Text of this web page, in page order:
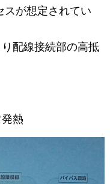
が想定されてい
配線接続部の高抵
熱